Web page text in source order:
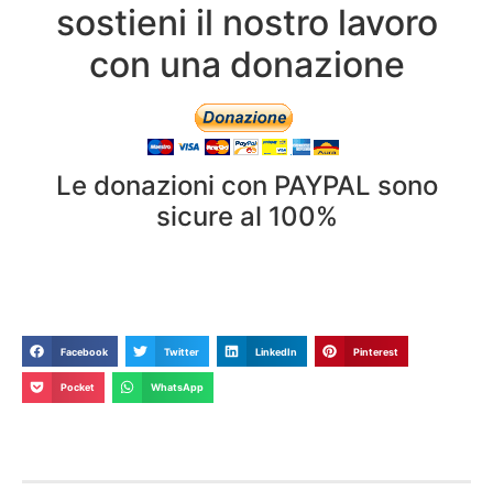
sostieni il nostro lavoro
con una donazione
Le donazioni con PAYPAL sono
sicure al 100%
Facebook Twitter LinkedIn Pinterest
Pocket WhatsApp